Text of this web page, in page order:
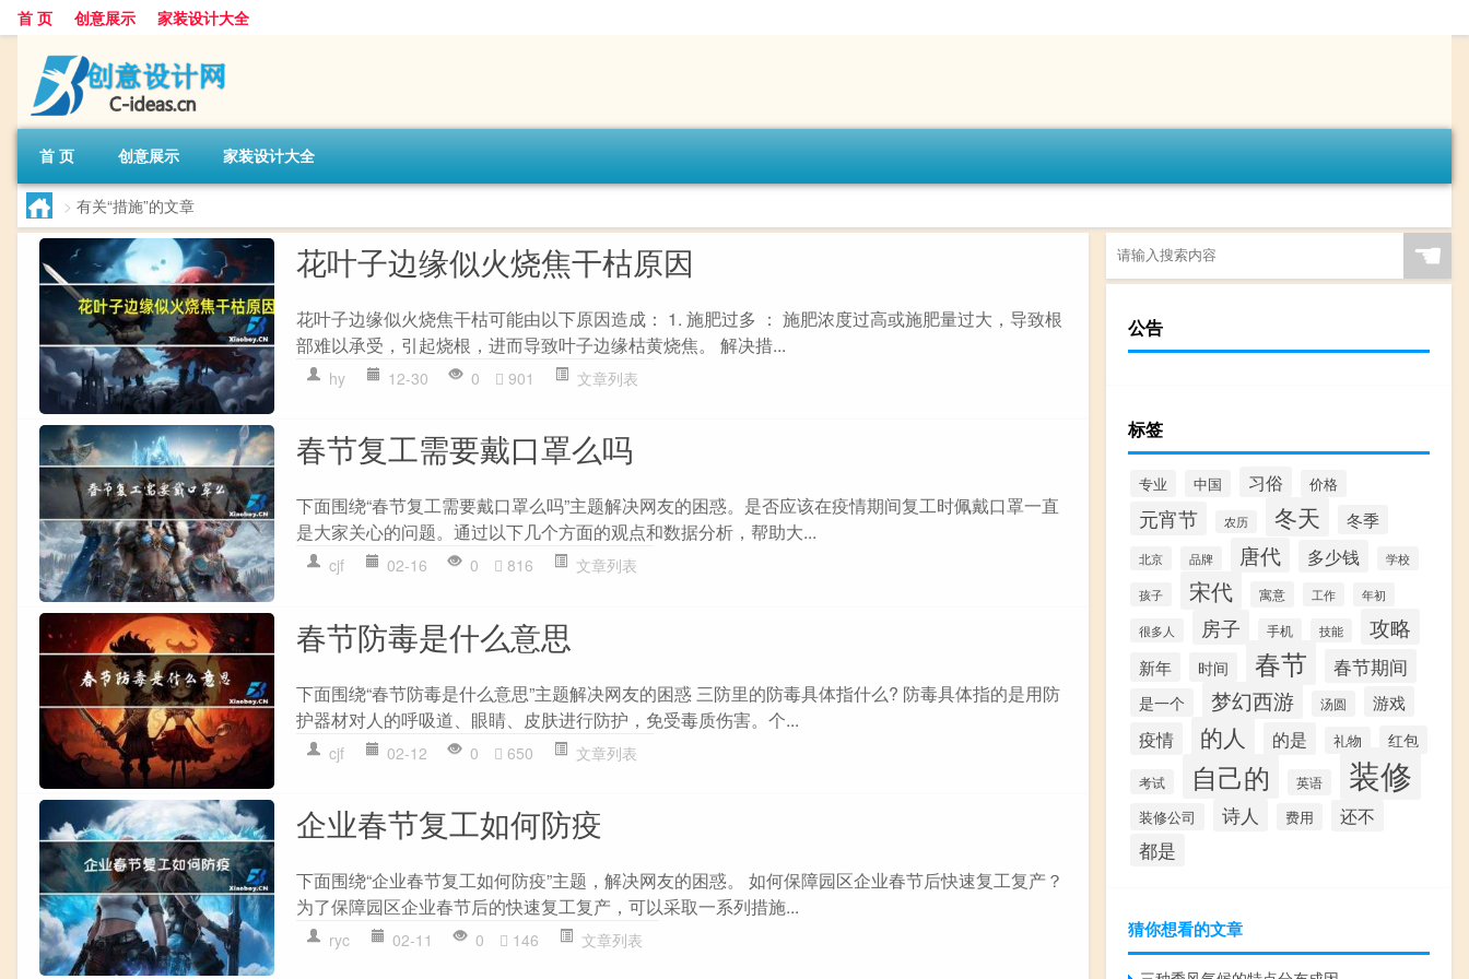
首 页 创意展示 家装设计大全
首 页 创意展示 家装设计大全
> 有关“措施”的文章
花叶子边缘似火烧焦干枯原因
花叶子边缘似火烧焦干枯可能由以下原因造成： 1. 施肥过多 ： 施肥浓度过高或施肥量过大，导致根
部难以承受，引起烧根，进而导致叶子边缘枯黄烧焦。 解决措...
hy 12-30 0 901 文章列表
春节复工需要戴口罩么吗
下面围绕“春节复工需要戴口罩么吗”主题解决网友的困惑。是否应该在疫情期间复工时佩戴口罩一直
是大家关心的问题。通过以下几个方面的观点和数据分析，帮助大...
cjf 02-16 0 816 文章列表
春节防毒是什么意思
下面围绕“春节防毒是什么意思”主题解决网友的困惑 三防里的防毒具体指什么? 防毒具体指的是用防
护器材对人的呼吸道、眼睛、皮肤进行防护，免受毒质伤害。个...
cjf 02-12 0 650 文章列表
企业春节复工如何防疫
下面围绕“企业春节复工如何防疫”主题，解决网友的困惑。 如何保障园区企业春节后快速复工复产？
为了保障园区企业春节后的快速复工复产，可以采取一系列措施...
ryc 02-11 0 146 文章列表
☚
公告
标签
专业 中国 习俗 价格
元宵节 农历 冬天 冬季
北京 品牌 唐代 多少钱 学校
孩子 宋代 寓意 工作 年初
很多人 房子 手机 技能 攻略
新年 时间 春节 春节期间
是一个 梦幻西游 汤圆 游戏
疫情 的人 的是 礼物 红包
考试 自己的 英语 装修
装修公司 诗人 费用 还不
都是
猜你想看的文章